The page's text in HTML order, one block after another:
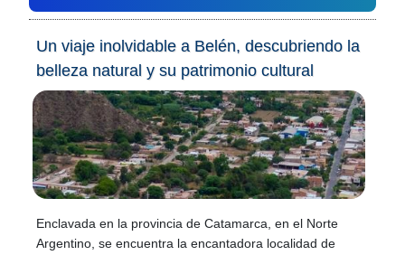
Un viaje inolvidable a Belén, descubriendo la
belleza natural y su patrimonio cultural
Enclavada en la provincia de Catamarca, en el Norte
Argentino, se encuentra la encantadora localidad de